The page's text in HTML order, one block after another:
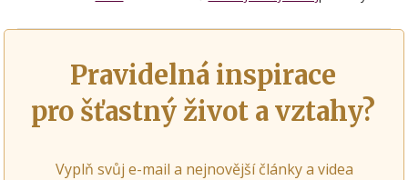
Pravidelná inspirace
pro šťastný život a vztahy?
Vyplň svůj e-mail a nejnovější články a videa